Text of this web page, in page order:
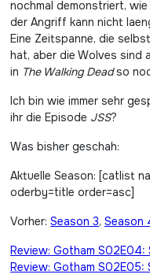
nochmal demonstriert,
der Angriff kann nicht
Eine Zeitspanne, die
hat, aber die Wolves sind
in The Walking Deadso
Ich bin wie immer sehr
ihr die Episode JSS?
Was bisher geschah:
Aktuelle Season: [catlist
oderby=title order=asc]
Vorher: Season 3, Season
Review: Gotham S02E04:
Review: Gotham S02E05: